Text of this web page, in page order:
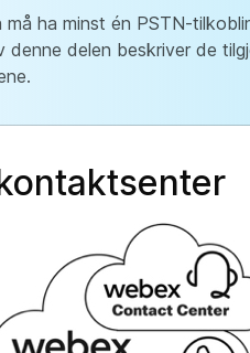
ha minst én PSTN-
delen beskriver de